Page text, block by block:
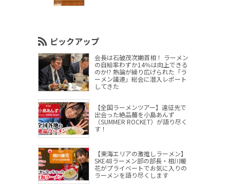
ピックアップ
会長は石破茂次期首相！ ラーメン
の自給率わずか14％は向上できる
のか!? 熱論が繰り広げられた「ラ
ーメン議連」総会に潜入レポート
してきた
【全国ラーメンツアー】遠征先で
出会った絶品麺を小島あんず
（SUMMER ROCKET）が語り尽く
す！
【東海エリアの激推しラーメン】
SKE48ラーメン部の部長・相川暖
花がプライベートでお気に入りの
ラーメンを語り尽くします